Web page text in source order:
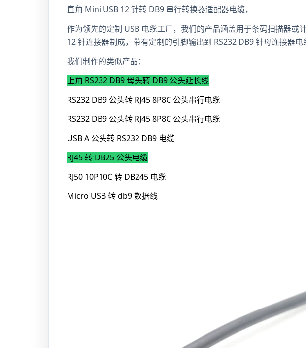
直角 Mini USB 12 针转 DB9 串行转换器适配器电缆，
作为领先的定制 USB 电缆工厂，我们的产品涵盖用于条码扫描器或
12 针连接器制成，带有定制的引脚输出到 RS232 DB9 针母连接器
我们制作的类似产品：
上角 RS232 DB9 母头转 DB9 公头延长线
RS232 DB9 公头转 RJ45 8P8C 公头串行电缆
RS232 DB9 公头转 RJ45 8P8C 公头串行电缆
USB A 公头转 RS232 DB9 电缆
RJ45 转 DB25 公头电缆
RJ50 10P10C 转 DB245 电缆
Micro USB 转 db9 数据线